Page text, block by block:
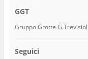
GGT
Gruppo Grotte
Seguici